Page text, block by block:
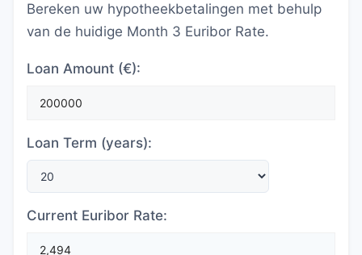
Bereken uw hypotheekbetalingen met behulp
van de huidige Month 3 Euribor Rate.
Loan Amount (€):
Loan Term (years):
Current Euribor Rate: